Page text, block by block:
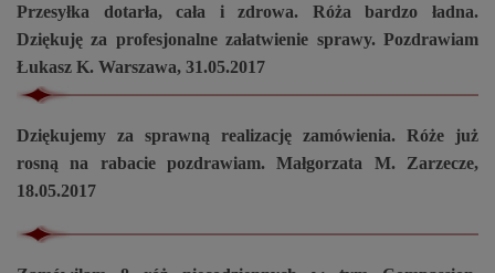
Przesyłka dotarła, cała i zdrowa. Róża bardzo ładna.
Dziękuję za profesjonalne załatwienie sprawy. Pozdrawiam
Łukasz K. Warszawa, 31.05.2017
Dziękujemy za sprawną realizację zamówienia. Róże już
rosną na rabacie pozdrawiam. Małgorzata M. Zarzecze,
18.05.2017